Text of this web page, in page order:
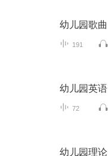
幼儿园歌曲
191
幼儿园英语
72
幼儿园理论